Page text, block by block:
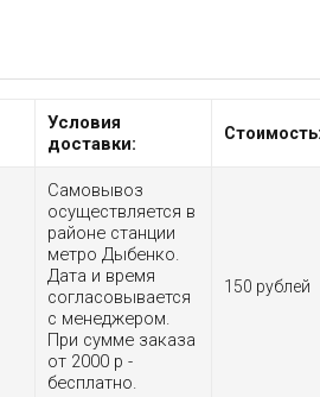
Условия
доставки:
Самовывоз
осуществляется в
районе станции
метро Дыбенко.
Дата и время
согласовывается
с менеджером.
При сумме заказа
от 2000 р -
бесплатно.
150 рублей